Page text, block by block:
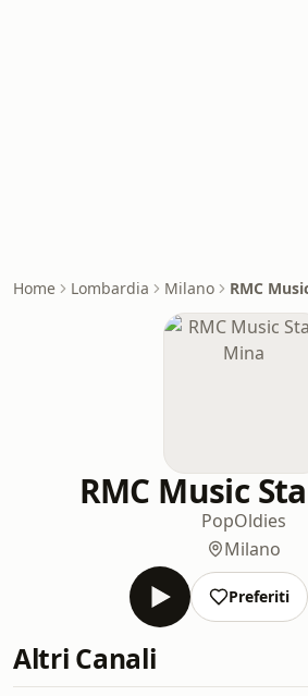
Home Lombardia Milano RMC
RMC Music
PopOldies
Milano
Preferiti
Altri Canali